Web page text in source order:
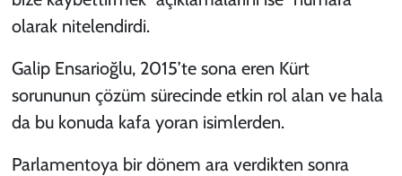
olarak nitelendirdi.
Galip Ensarioğlu, 2015’te sona eren Kürt
sorununun çözüm sürecinde etkin rol alan ve hala
da bu konuda kafa yoran isimlerden.
Parlamentoya bir dönem ara verdikten sonra